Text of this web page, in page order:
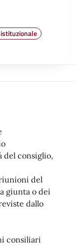
del consiglio,
del
giunta o dei
dallo
consiliari